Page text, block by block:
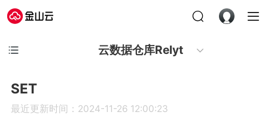
云数据仓库Relyt
SET
最近更新时间：2024-11-26 12:00:23